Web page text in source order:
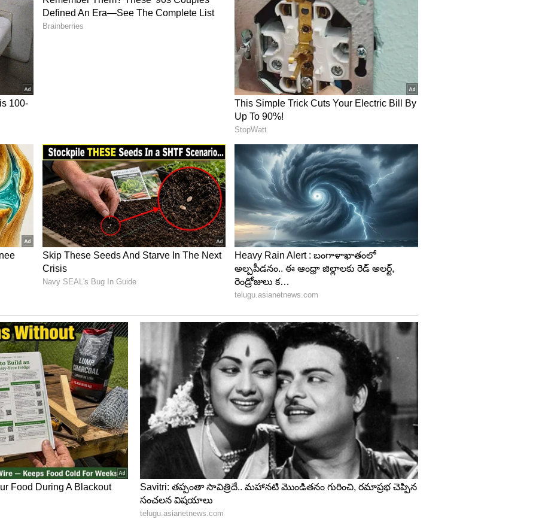
కాకరకాయ ఎంతగానో సహాయపడుతుంది. కాకరకాయ రసంలో
ఉంటాయని వివిధ అధ్యయనాలు
నివారిస్తాయి. ముడతలను తగ్గిస్తాయి. అంతేకాదు ఇది
వంటి వ్యాధులను తగ్గించడానికి సహాయపడుతుంది.
చర్మాన్ని రక్షిస్తుంది.
పోషకాలు జుట్టును అందంగా మారుస్తాయి. కాకరకాయ
వల్ల జుట్టు రాలడం తగ్గుతుంది. జుట్టు తెల్లబడటం
ఉండదు. రెండు టీ స్పూన్ల కాకరకాయ రసం, జీలకర్ర పేస్ట్,
వేసుకుంటే చుండ్రు తగ్గిపోతుంది. ఈ ప్యాక్ ను జుట్టుకు
బాగా ఆరిన తర్వాత రెగ్యులర్ షాంపూతో తలస్నానం
కాకరకాయలో కేలరీలు, కొవ్వు, కార్బోహైడ్రేట్లు తక్కువగా
కాకరకాయ వైరస్లు, బ్యాక్టీరియాలతో పోరాడి
అజీర్తిని నివారిస్తుంది. దీనిలో ఉండే యాంటీ ఆక్సిడెంట్లు
రీసెర్చ్ లో ప్రచురించబడిన 2010 అధ్యయనం